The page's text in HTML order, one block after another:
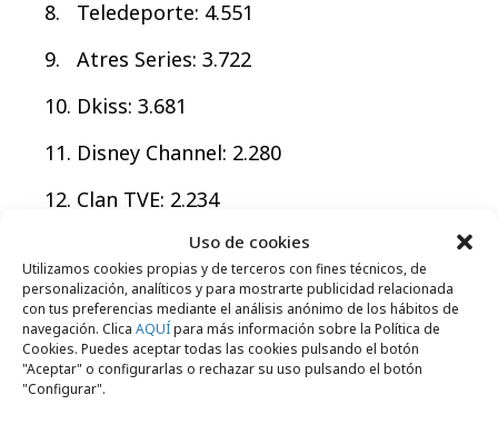
Uso de cookies
Utilizamos cookies propias y de terceros con fines técnicos, de
personalización, analíticos y para mostrarte publicidad relacionada
con tus preferencias mediante el análisis anónimo de los hábitos de
navegación. Clica AQUÍpara más información sobre la Política de
Cookies. Puedes aceptar todas las cookies pulsando el botón
"Aceptar" o configurarlas o rechazar su uso pulsando el botón
"Configurar".
Teledeporte: 4.551
Atres Series: 3.722
Dkiss: 3.681
Disney Channel: 2.280
Clan TVE: 2.234
Comparte